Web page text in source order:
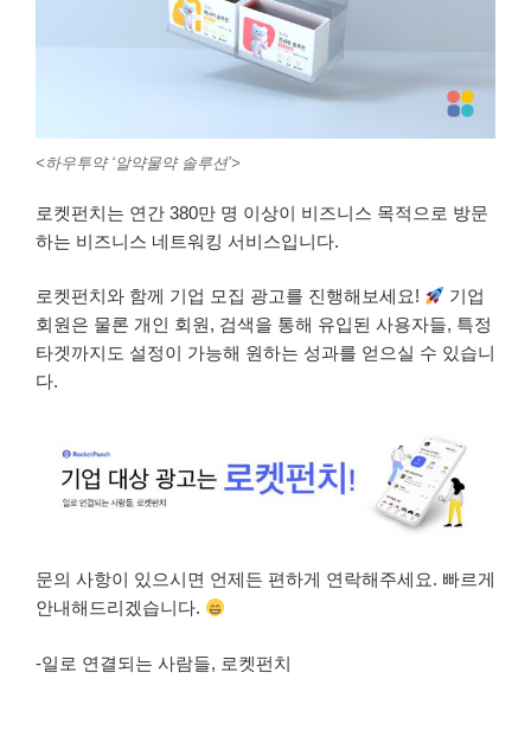
<하우투약 ‘알약물약 솔루션’>
로켓펀치는 연간 380만 명 이상이 비즈니스 목적으로 방문
하는 비즈니스 네트워킹 서비스입니다.
로켓펀치와 함께 기업 모집 광고를 진행해보세요!
기업
회원은 물론 개인 회원, 검색을 통해 유입된 사용자들, 특정
타겟까지도 설정이 가능해 원하는 성과를 얻으실 수 있습니
다.
문의 사항이 있으시면 언제든 편하게 연락해주세요. 빠르게
안내해드리겠습니다.
-일로 연결되는 사람들, 로켓펀치